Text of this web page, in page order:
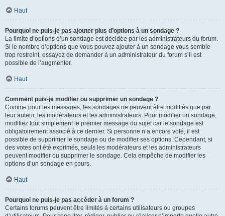
Haut
Pourquoi ne puis-je pas ajouter plus d’options à un sondage ?
La limite d’options d’un sondage est décidée par les administrateurs du forum.
Si le nombre d’options que vous pouvez ajouter à un sondage vous semble
trop restreint, essayez de demander à un administrateur du forum s’il est
possible de l’augmenter.
Haut
Comment puis-je modifier ou supprimer un sondage ?
Comme pour les messages, les sondages ne peuvent être modifiés que par
leur auteur, les modérateurs et les administrateurs. Pour modifier un sondage,
modifiez tout simplement le premier message du sujet car le sondage est
obligatoirement associé à ce dernier. Si personne n’a encore voté, il est
possible de supprimer le sondage ou de modifier ses options. Cependant, si
des votes ont été exprimés, seuls les modérateurs et les administrateurs
peuvent modifier ou supprimer le sondage. Cela empêche de modifier les
options d’un sondage en cours.
Haut
Pourquoi ne puis-je pas accéder à un forum ?
Certains forums peuvent être limités à certains utilisateurs ou groupes